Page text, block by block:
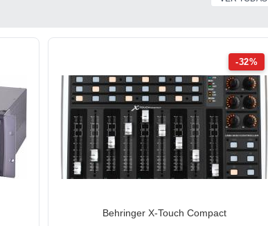
-32%
Behringer X-Touch Compact